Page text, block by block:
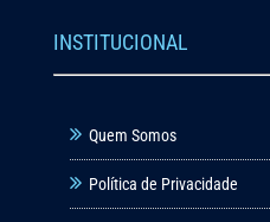
INSTITUCIONAL
Quem Somos
Política de Privacidade